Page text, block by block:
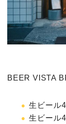
BEER VISTA
生ビール
生ビール